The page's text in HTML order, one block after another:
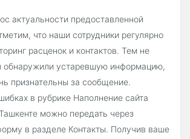
актуальности предоставленной
что наши сотрудники регулярно
расценок и контактов. Тем не
обнаружили устаревшую информацию,
признательны за сообщение.
в рубрике Наполнение сайта
можно передать через
в разделе Контакты. Получив ваше